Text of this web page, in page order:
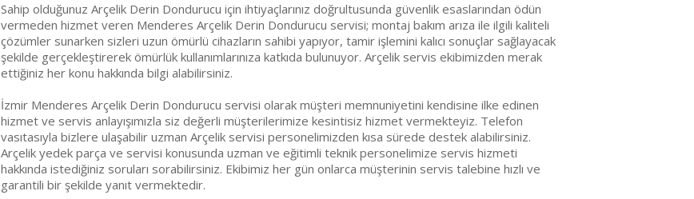
Sahip olduğunuz Arçelik Derin Dondurucu için ihtiyaçlarınız doğrultusunda güvenlik esaslarından ödün
vermeden hizmet veren Menderes Arçelik Derin Dondurucu servisi; montaj bakım arıza ile ilgili kaliteli
çözümler sunarken sizleri uzun ömürlü cihazların sahibi yapıyor, tamir işlemini kalıcı sonuçlar sağlayacak
şekilde gerçekleştirerek ömürlük kullanımlarınıza katkıda bulunuyor. Arçelik servis ekibimizden merak
ettiğiniz her konu hakkında bilgi alabilirsiniz.
İzmir Menderes Arçelik Derin Dondurucu servisi olarak müşteri memnuniyetini kendisine ilke edinen
hizmet ve servis anlayışımızla siz değerli müşterilerimize kesintisiz hizmet vermekteyiz. Telefon
vasıtasıyla bizlere ulaşabilir uzman Arçelik servisi personelimizden kısa sürede destek alabilirsiniz.
Arçelik yedek parça ve servisi konusunda uzman ve eğitimli teknik personelimize servis hizmeti
hakkında istediğiniz soruları sorabilirsiniz. Ekibimiz her gün onlarca müşterinin servis talebine hızlı ve
garantili bir şekilde yanıt vermektedir.